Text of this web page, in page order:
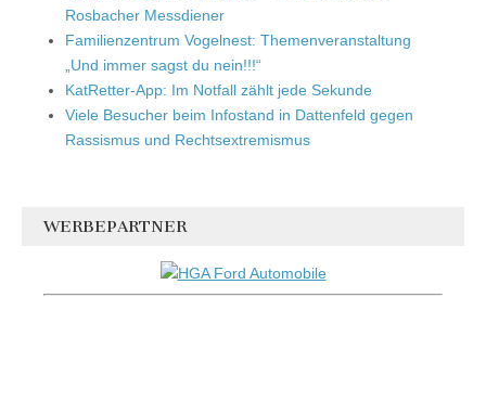
Rosbacher Messdiener
Familienzentrum Vogelnest: Themenveranstaltung
„Und immer sagst du nein!!!“
KatRetter-App: Im Notfall zählt jede Sekunde
Viele Besucher beim Infostand in Dattenfeld gegen
Rassismus und Rechtsextremismus
WERBEPARTNER